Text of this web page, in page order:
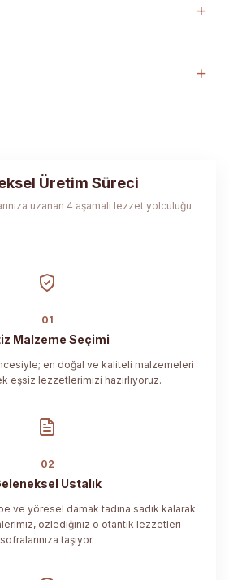
Üretim Süreci
uzanan 4 aşamalı lezzet yolculuğu
01
Malzeme Seçimi
en doğal ve kaliteli malzemeleri
eşsiz lezzetlerimizi hazırlıyoruz.
02
Ustalık
ve yöresel damak tadına sadık kalarak
özlediğiniz o otantik lezzetleri
sofralarınıza taşıyor.